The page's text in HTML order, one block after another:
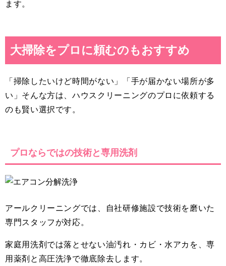
ます。
大掃除をプロに頼むのもおすすめ
「掃除したいけど時間がない」「手が届かない場所が多
い」そんな方は、ハウスクリーニングのプロに依頼する
のも賢い選択です。
プロならではの技術と専用洗剤
アールクリーニングでは、自社研修施設で技術を磨いた
専門スタッフが対応。
家庭用洗剤では落とせない油汚れ・カビ・水アカを、専
用薬剤と高圧洗浄で徹底除去します。